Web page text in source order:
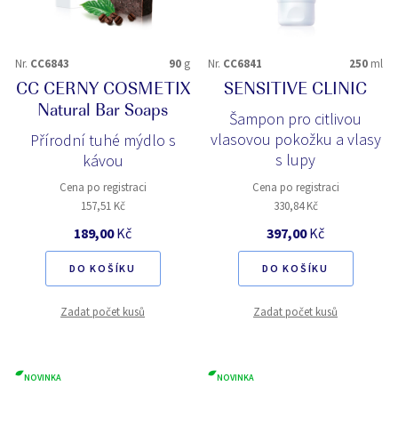
Nr. CC6843 90 g
CC CERNY COSMETIX
Natural Bar Soaps
Přírodní tuhé mýdlo s
kávou
Cena po registraci
157,51 Kč
189,00Kč
DO KOŠÍKU
Zadat počet kusů
Nr. CC6841 250 ml
SENSITIVE CLINIC
Šampon pro citlivou
vlasovou pokožku a vlasy
s lupy
Cena po registraci
330,84 Kč
397,00Kč
DO KOŠÍKU
Zadat počet kusů
NOVINKA NOVINKA